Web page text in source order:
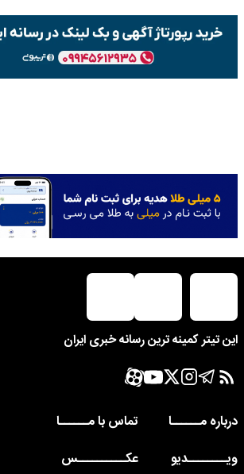
این تیتر کمینه ترین رسانه خبری ایران
درباره مــــــا
تماس با مــــــا
ویــــــــدیو
عکــــــــــس